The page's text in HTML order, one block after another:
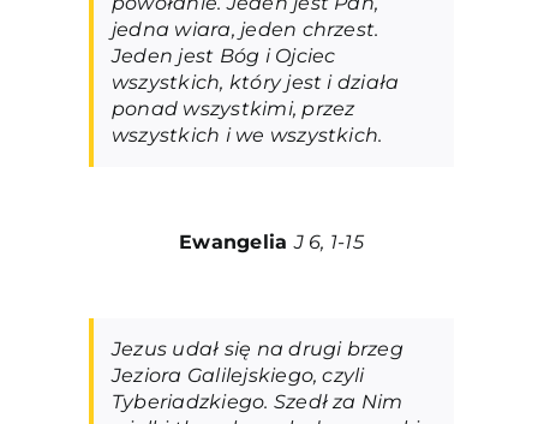
jedna wiara, jeden chrzest.
Jeden jest Bóg i Ojciec
wszystkich, który jest i działa
ponad wszystkimi, przez
wszystkich i we wszystkich.
EwangeliaJ 6, 1-15
Jezus udał się na drugi brzeg
Jeziora Galilejskiego, czyli
Tyberiadzkiego. Szedł za Nim